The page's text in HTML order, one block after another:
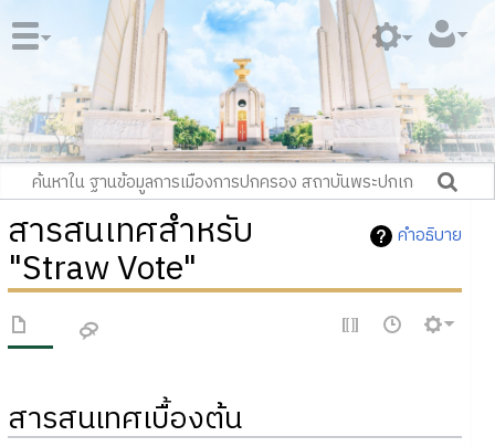
คำอธิบาย
สารสนเทศสำหรับ
"Straw Vote"
สารสนเทศเบื้องต้น